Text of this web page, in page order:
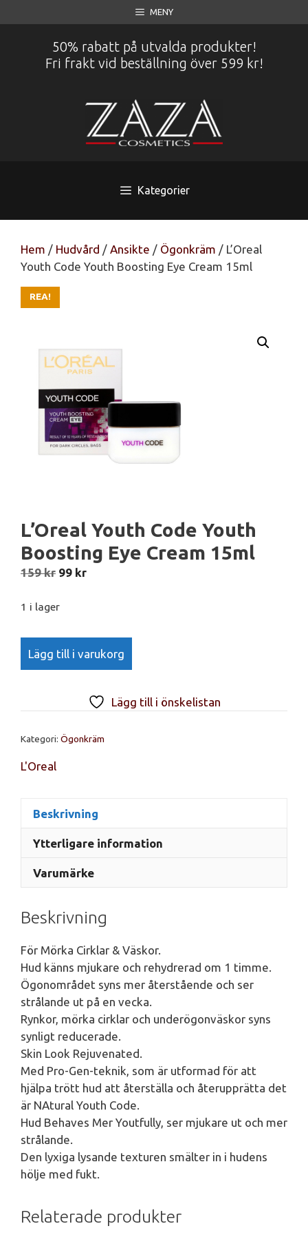
till
MENY
50% rabatt på utvalda produkter!
Fri frakt vid beställning över 599 kr!
Kategorier
Hem / Hudvård / Ansikte / Ögonkräm / L’Oreal
Youth Code Youth Boosting Eye Cream 15ml
REA!
L’Oreal Youth Code Youth
Boosting Eye Cream 15ml
159kr Det
priset
159 kr.
99 krDet
99 kr.
1 i lager
L'Oreal
Youth
Code
Boosting
Cream
15ml
Lägg till i varukorg
Lägg till i önskelistan
Kategori: Ögonkräm
L'Oreal
Beskrivning
Ytterligare information
Varumärke
Beskrivning
För Mörka Cirklar & Väskor.
Hud känns mjukare och rehydrerad om 1 timme.
Ögonområdet syns mer återstående och ser
strålande ut på en vecka.
Rynkor, mörka cirklar och underögonväskor syns
synligt reducerade.
Skin Look Rejuvenated.
Med Pro-Gen-teknik, som är utformad för att
hjälpa trött hud att återställa och återupprätta det
är NAtural Youth Code.
Hud Behaves Mer Youtfully, ser mjukare ut och mer
strålande.
Den lyxiga lysande texturen smälter in i hudens
hölje med fukt.
Relaterade produkter